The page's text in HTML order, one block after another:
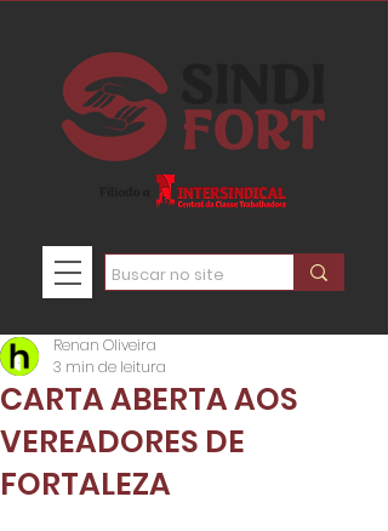
CARTA ABERTA AOS
VEREADORES DE
FORTALEZA
Renan Oliveira
3 min de leitura